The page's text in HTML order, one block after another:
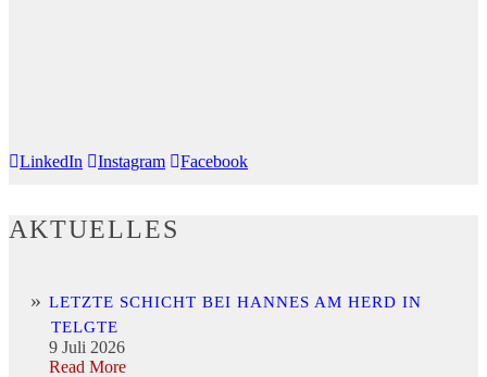
LinkedIn Instagram Facebook
AKTUELLES
LETZTE SCHICHT BEI HANNES AM HERD IN
TELGTE
9 Juli 2026
Read More